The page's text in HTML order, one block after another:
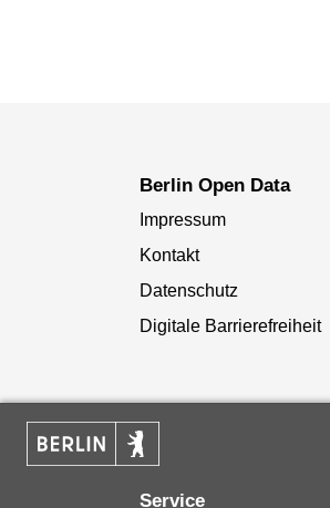
Berlin Open Data
Impressum
Kontakt
Datenschutz
Digitale Barrierefreiheit
Service